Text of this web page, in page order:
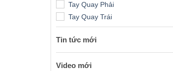
Tay Quay Phải
Tay Quay Trái
Tin tức mới
Video mới
03/12/2023
Được xếp
hạng55
sao
Sơn Ca
Đọc thêm